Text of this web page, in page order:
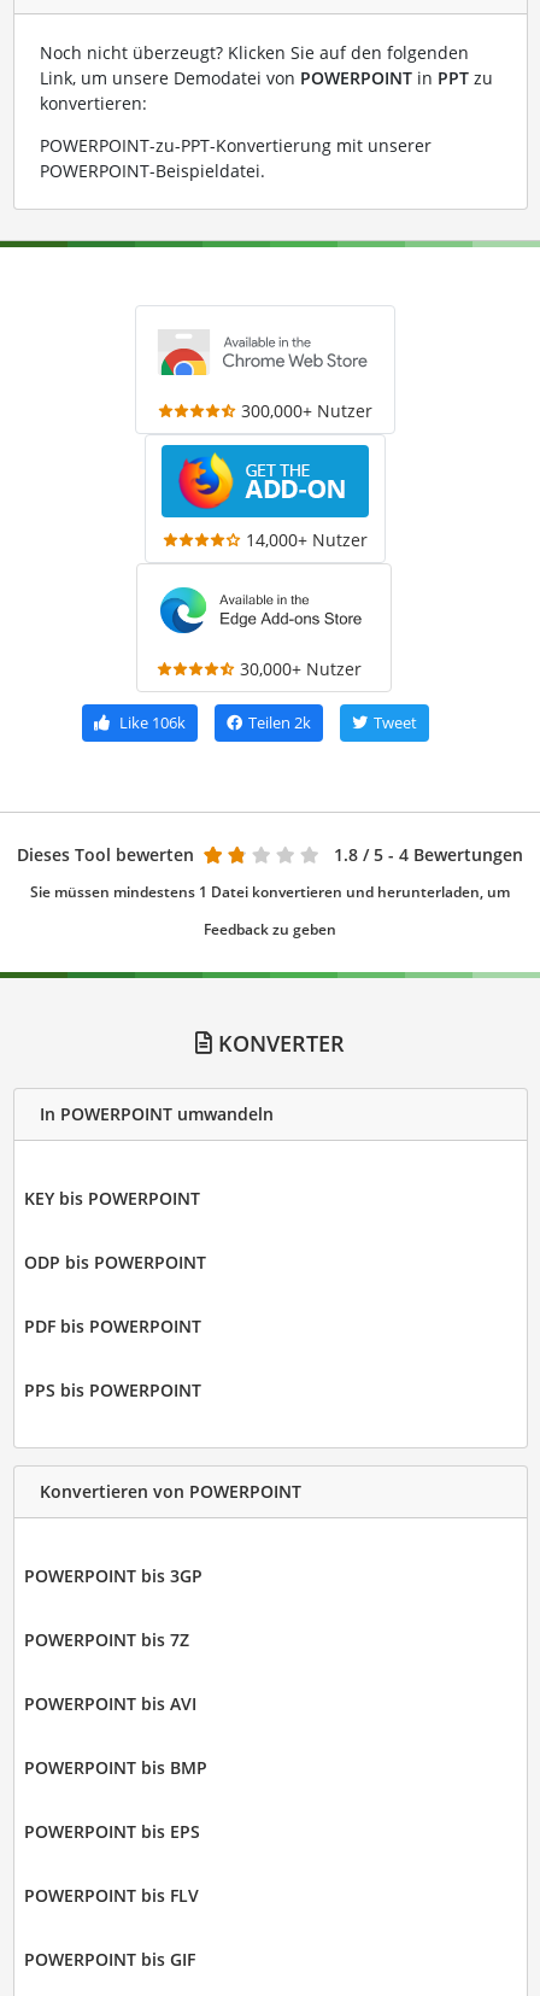
Noch nicht überzeugt? Klicken Sie auf den folgenden
Link, um unsere Demodatei von POWERPOINTin PPTzu
konvertieren:
POWERPOINT-zu-PPT-Konvertierung mit unserer
POWERPOINT-Beispieldatei.
300,000+ Nutzer
14,000+ Nutzer
30,000+ Nutzer
Like 106k Teilen 2k Tweet
Dieses Tool bewerten 1.8 / 5 - 4 Bewertungen
Sie müssen mindestens 1 Datei konvertieren und herunterladen, um
Feedback zu geben
KONVERTER
In POWERPOINT umwandeln
KEY bis POWERPOINT
ODP bis POWERPOINT
PDF bis POWERPOINT
PPS bis POWERPOINT
Konvertieren von POWERPOINT
POWERPOINT bis 3GP
POWERPOINT bis 7Z
POWERPOINT bis AVI
POWERPOINT bis BMP
POWERPOINT bis EPS
POWERPOINT bis FLV
POWERPOINT bis GIF